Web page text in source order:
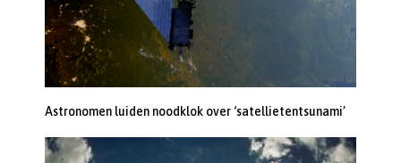
Astronomen luiden noodklok over ‘satellietentsunami’